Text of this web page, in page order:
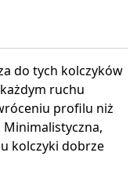
do tych kolczyków
ruchu
profilu niż
kolczyki dobrze